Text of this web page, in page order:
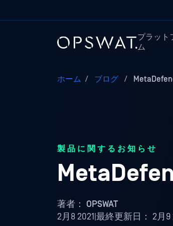
プラット
ム
ホーム / ブログ /
製品に関するお知らせ
著者： OPSWAT
2月8 2021 最終更新日： 2月9